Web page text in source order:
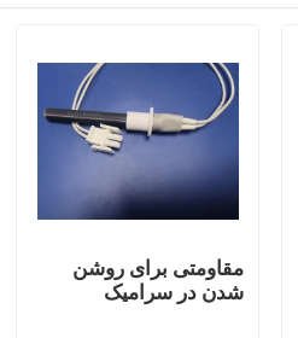
مقاومتی برای روشن
شدن در سرامیک